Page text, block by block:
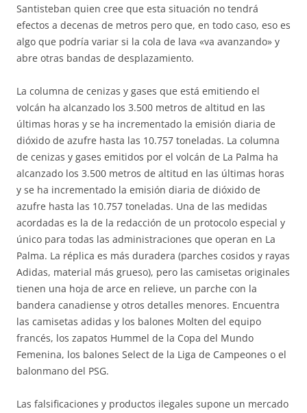
Santisteban quien cree que esta situación no tendrá
efectos a decenas de metros pero que, en todo caso, eso es
algo que podría variar si la cola de lava «va avanzando» y
abre otras bandas de desplazamiento.
La columna de cenizas y gases que está emitiendo el
volcán ha alcanzado los 3.500 metros de altitud en las
últimas horas y se ha incrementado la emisión diaria de
dióxido de azufre hasta las 10.757 toneladas. La columna
de cenizas y gases emitidos por el volcán de La Palma ha
alcanzado los 3.500 metros de altitud en las últimas horas
y se ha incrementado la emisión diaria de dióxido de
azufre hasta las 10.757 toneladas. Una de las medidas
acordadas es la de la redacción de un protocolo especial y
único para todas las administraciones que operan en La
Palma. La réplica es más duradera (parches cosidos y rayas
Adidas, material más grueso), pero las camisetas originales
tienen una hoja de arce en relieve, un parche con la
bandera canadiense y otros detalles menores. Encuentra
las camisetas adidas y los balones Molten del equipo
francés, los zapatos Hummel de la Copa del Mundo
Femenina, los balones Select de la Liga de Campeones o el
balonmano del PSG.
Las falsificaciones y productos ilegales supone un mercado